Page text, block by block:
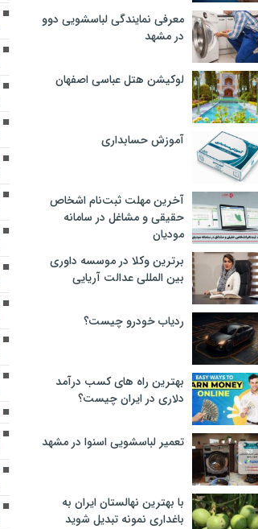
معرفی نمایندگی لباسشویی دوو
در مشهد
لوکیشن هتل عباسی اصفهان
آموزش حسابداری
آخرین مهلت ثبت‌نام اشخاص
حقیقی و مشاغل در سامانه
مودیان
برترین وکلا در موسسه داوری
بین المللی عدالت آریایی
ردیاب خودرو چیست؟
بهترین راه های کسب درآمد
دلاری در ایران چیست؟
تعمیر لباسشویی اسنوا در مشهد
با بهترین نهالستان ایران به
باغداری نمونه تبدیل شوید